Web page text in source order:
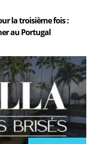
la troisième fois :
au Portugal